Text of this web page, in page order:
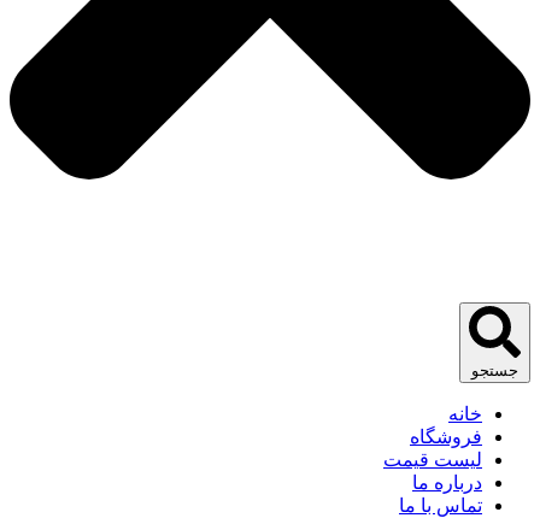
جستجو
خانه
فروشگاه
لیست قیمت
درباره ما
تماس با ما